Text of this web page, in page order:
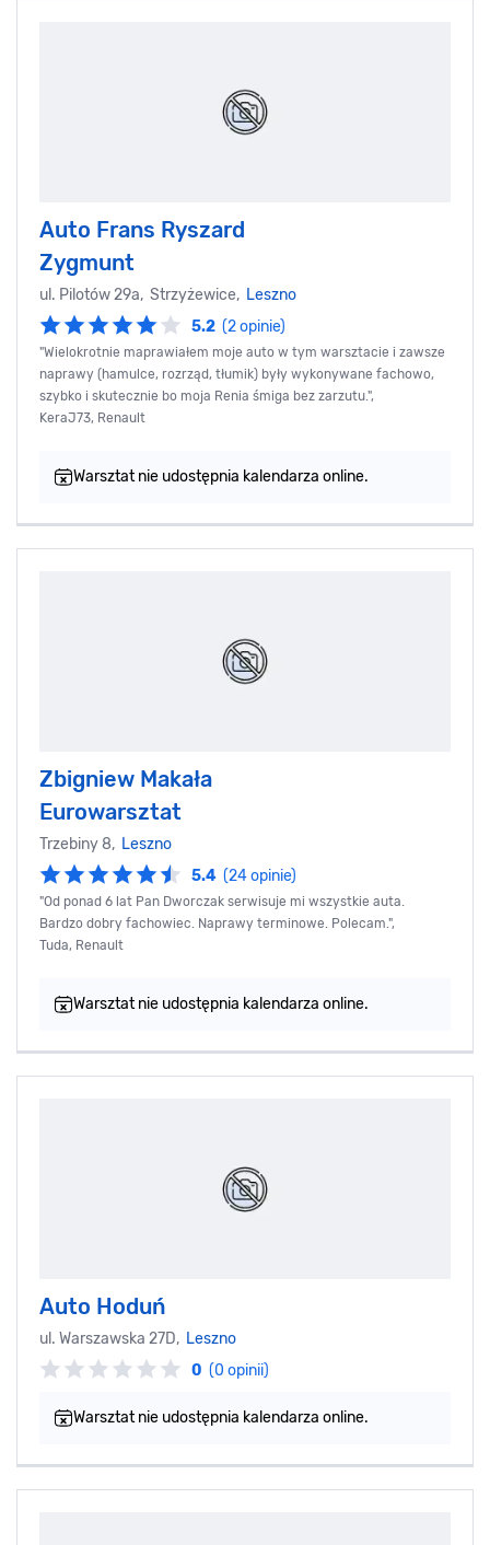
Auto Frans Ryszard
Zygmunt
ul. Pilotów 29a, Strzyżewice, Leszno
5.2 (2 opinie)
"Wielokrotnie maprawiałem moje auto w tym warsztacie i zawsze
naprawy (hamulce, rozrząd, tłumik) były wykonywane fachowo,
szybko i skutecznie bo moja Renia śmiga bez zarzutu.",
KeraJ73, Renault
Warsztat nie udostępnia kalendarza online.
Zbigniew Makała
Eurowarsztat
Trzebiny 8, Leszno
5.4 (24 opinie)
"Od ponad 6 lat Pan Dworczak serwisuje mi wszystkie auta.
Bardzo dobry fachowiec. Naprawy terminowe. Polecam.",
Tuda, Renault
Warsztat nie udostępnia kalendarza online.
Auto Hoduń
ul. Warszawska 27D, Leszno
0 (0 opinii)
Warsztat nie udostępnia kalendarza online.